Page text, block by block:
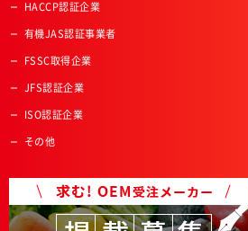
HACCP認証企業
有機JAS認証事業者
FSSC取得企業
JFS認証企業
ISO認証企業
その他